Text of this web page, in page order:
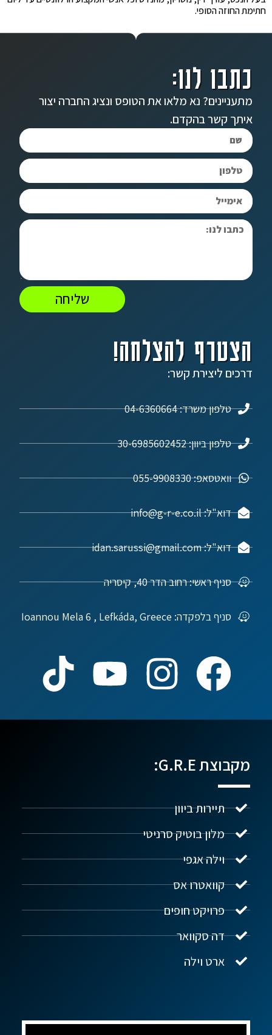
חתימת החוזה הסופי.
הצטרף להצלחה!
דרכים ליצירת קשר:
טלפון משרד: 04-6360664
טלפון ביוון: 30-6985602452
וואטסאפ: 055-9908330
דוא"ל: info@g-r-e.co.il
דוא"ל: idan.sarussi@gmail.com
סניף ראשי: רחוב הדר 40, קיסריה
סניף בלפקדה: Ioannou Mela 6 , Lefkáda, Greece
כתבו לנו:
מתעניינים? נא מלאו את הטופס ונציג החברה יצור
איתך קשר בהקדם.
שליחה
מקבוצת G.R.E:
תיירות ביוון
מלון בוטיק סרניטי
וילה אגפי
קוואטרו אס
פרויקט חופים
דה סקוואר
ארט וילה
נדל"ן ביוון G.R.E
שלום! איך אפשר לעזור?